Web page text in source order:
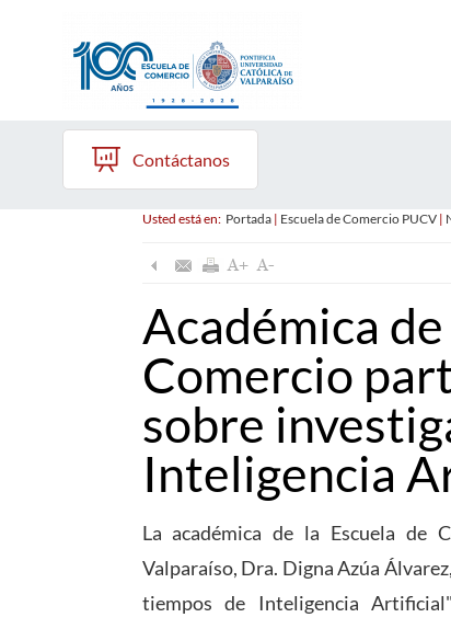
Contáctanos
Usted está en: Portada| Escuela de Comercio PUCV|
Académica
Comercio
sobre
Inteligencia
La académica de la Escuela de
Valparaíso, Dra. Digna Azúa
tiempos de Inteligencia